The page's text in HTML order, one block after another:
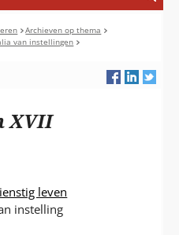
Archieven op thema
van instellingen
XVII
leven
instelling